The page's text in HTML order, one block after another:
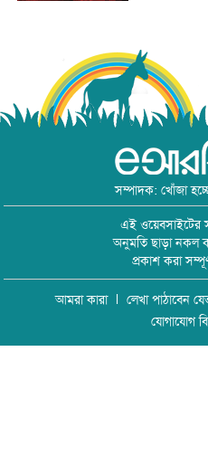
সম্পাদক: খোঁজা
এই ওয়েবসাইটের
অনুমতি ছাড়া নকল
প্রকাশ করা
আমরা কারা লেখা পাঠাবেন
যোগাযোগ